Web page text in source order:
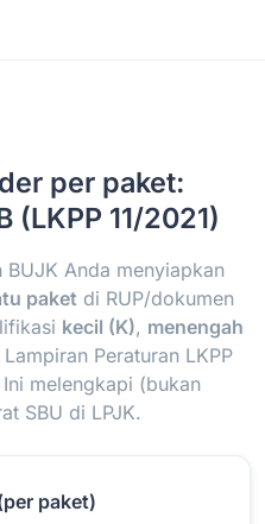
per paket:
(LKPP 11/2021)
BUJK Anda menyiapkan
paketdi RUP/dokumen
kecil (K), menengah
Lampiran Peraturan LKPP
melengkapi (bukan
SBU di LPJK.
paket)